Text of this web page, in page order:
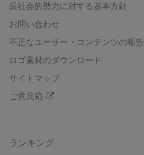
反社会的勢力に対する基本方針
お問い合わせ
不正なユーザー・コンテンツの報告
ロゴ素材のダウンロード
サイトマップ
ご意見箱
ランキング